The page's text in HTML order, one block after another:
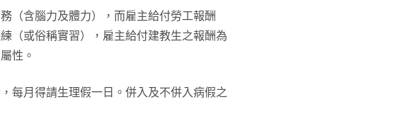
（含腦力及體力），而雇主給付勞工報酬
（或俗稱實習），雇主給付建教生之報酬為
性。
每月得請生理假一日。併入及不併入病假之